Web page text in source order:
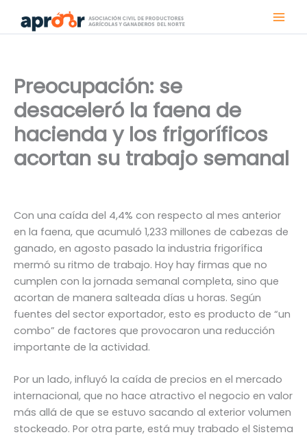
Preocupación: se
desaceleró la faena de
hacienda y los frigoríficos
acortan su trabajo semanal
Con una caída del 4,4% con respecto al mes anterior
en la faena, que acumuló 1,233 millones de cabezas de
ganado, en agosto pasado la industria frigorífica
mermó su ritmo de trabajo. Hoy hay firmas que no
cumplen con la jornada semanal completa, sino que
acortan de manera salteada días u horas. Según
fuentes del sector exportador, esto es producto de “un
combo” de factores que provocaron una reducción
importante de la actividad.
Por un lado, influyó la caída de precios en el mercado
internacional, que no hace atractivo el negocio en valor
más allá de que se estuvo sacando al exterior volumen
stockeado. Por otra parte, está muy trabado el Sistema